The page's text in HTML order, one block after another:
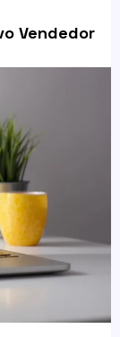
Vendedor